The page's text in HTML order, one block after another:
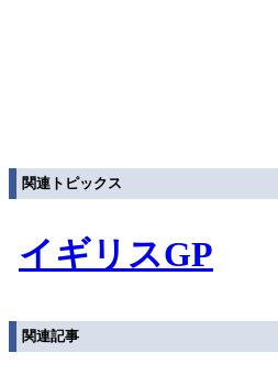
関連トピックス
イギリスGP
関連記事